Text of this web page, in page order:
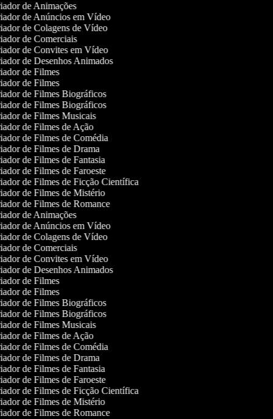
de Animações
de Anúncios em Vídeo
de Colagens de Vídeo
de Comerciais
de Convites em Vídeo
de Desenhos Animados
de Filmes
de Filmes
de Filmes Biográficos
de Filmes Biográficos
de Filmes Musicais
de Filmes de Ação
de Filmes de Comédia
de Filmes de Drama
de Filmes de Fantasia
de Filmes de Faroeste
de Filmes de Ficção Científica
de Filmes de Mistério
de Filmes de Romance
de Animações
de Anúncios em Vídeo
de Colagens de Vídeo
de Comerciais
de Convites em Vídeo
de Desenhos Animados
de Filmes
de Filmes
de Filmes Biográficos
de Filmes Biográficos
de Filmes Musicais
de Filmes de Ação
de Filmes de Comédia
de Filmes de Drama
de Filmes de Fantasia
de Filmes de Faroeste
de Filmes de Ficção Científica
de Filmes de Mistério
de Filmes de Romance